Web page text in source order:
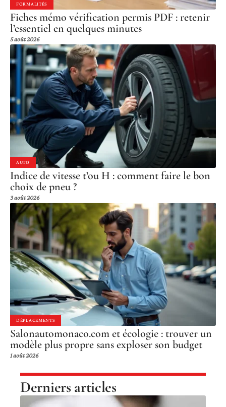
FORMALITÉS
Fiches mémo vérification permis PDF : retenir
l’essentiel en quelques minutes
5 août 2026
AUTO
Indice de vitesse t’ou H : comment faire le bon
choix de pneu ?
3 août 2026
DÉPLACEMENTS
Salonautomonaco.com et écologie : trouver un
modèle plus propre sans exploser son budget
1 août 2026
Derniers articles